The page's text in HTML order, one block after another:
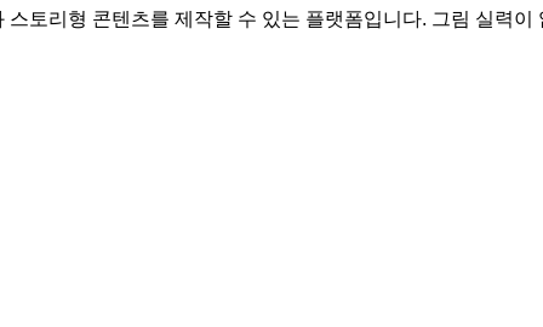
토리형 콘텐츠를 제작할 수 있는 플랫폼입니다. 그림 실력